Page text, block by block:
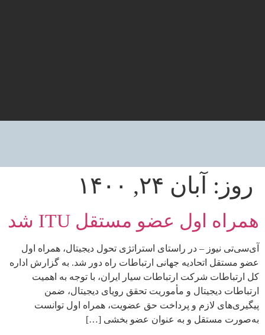
روز: آبان ۲۴, ۱۴۰۰
همراه اول عضو مستقل ITU شد
آی‌سی‌تی نیوز – در راستای استراتژی تحول دیجیتال، همراه اول
عضو مستقل اتحادیه جهانی ارتباطات راه دور شد. به گزارش اداره
کل ارتباطات شرکت ارتباطات سیار ایران، با توجه به اهمیت
ارتباطات دیجیتال و مأموریت تحقق رویای دیجیتال، ضمن
پیگیری‌های لازم و پرداخت حق عضویت، همراه اول توانست
به‌صورت مستقل و به عنوان عضو بخشی […]